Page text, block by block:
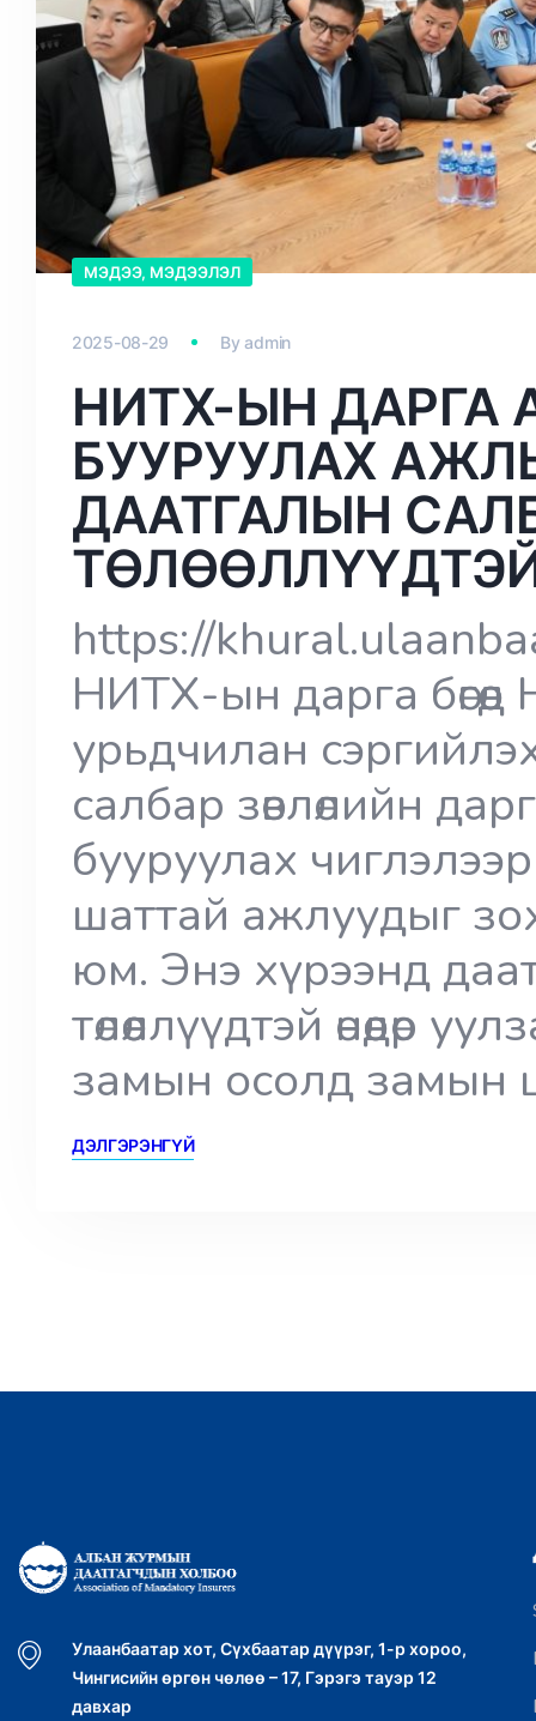
МЭДЭЭ, МЭДЭЭЛЭЛ
2025-08-29 Byadmin
НИТХ-ЫН ДАРГА
БУУРУУЛАХ
ДААТГАЛЫН
https://
НИТХ-ын дарга
урьдчилан
салбар зөвлөлийн
бууруулах
шаттай ажлуудыг
юм. Энэ хүрээнд
төлөөллүүдтэй өнөөдөр
замын осолд замын
ДЭЛГЭРЭНГҮЙ
Улаанбаатар хот, Сүхбаатар дүүрэг, 1-р хороо,
Чингисийн өргөн чөлөө – 17, Гэрэгэ тауэр 12
давхар